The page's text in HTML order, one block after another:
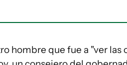
hombre que fue a "ver